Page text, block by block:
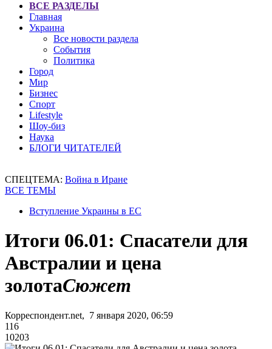
ВСЕ РАЗДЕЛЫ
Главная
Украина
Все новости раздела
События
Политика
Город
Мир
Бизнес
Спорт
Lifestyle
Шоу-биз
Наука
БЛОГИ ЧИТАТЕЛЕЙ
СПЕЦТЕМА: Война в Иране
ВСЕ ТЕМЫ
Вступление Украины в ЕС
Итоги 06.01: Спасатели для
Австралии и цена
золотаСюжет
Корреспондент.net, 7 января 2020, 06:59
116
10203